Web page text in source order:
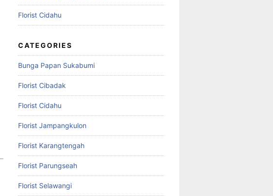
Florist Cidahu
CATEGORIES
Bunga Papan Sukabumi
Florist Cibadak
Florist Cidahu
Florist Jampangkulon
Florist Karangtengah
Florist Parungseah
Florist Selawangi